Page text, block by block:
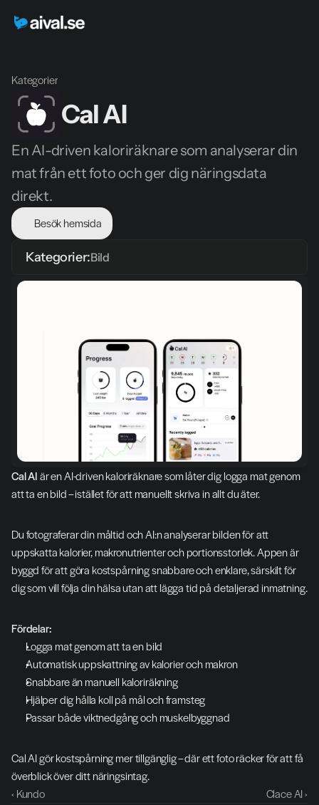
Kategorier
Cal AI
En AI-driven kaloriräknare som analyserar din
mat från ett foto och ger dig näringsdata
direkt.
Besök hemsida
Kategorier:Bild
Cal AI är en AI-driven kaloriräknare som låter dig logga mat genom
att ta en bild – istället för att manuellt skriva in allt du äter.
Du fotograferar din måltid och AI:n analyserar bilden för att
uppskatta kalorier, makronutrienter och portionsstorlek. Appen är
byggd för att göra kostspårning snabbare och enklare, särskilt för
dig som vill följa din hälsa utan att lägga tid på detaljerad inmatning.
Fördelar:
Logga mat genom att ta en bild
Automatisk uppskattning av kalorier och makron
Snabbare än manuell kaloriräkning
Hjälper dig hålla koll på mål och framsteg
Passar både viktnedgång och muskelbyggnad
Cal AI gör kostspårning mer tillgänglig – där ett foto räcker för att få
överblick över ditt näringsintag.
‹ Kundo
Clace AI ›